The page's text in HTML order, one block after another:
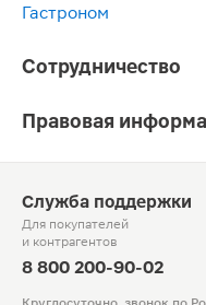
Гастроном
Сотрудничество
Правовая
Служба поддержки
Для покупателей
и контрагентов
8 800 200-90-02